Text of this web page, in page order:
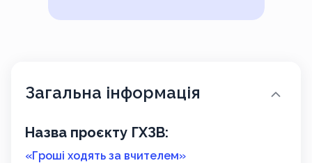
Загальна інформація
Назва проєкту ГХЗВ:
«Гроші ходять за вчителем»